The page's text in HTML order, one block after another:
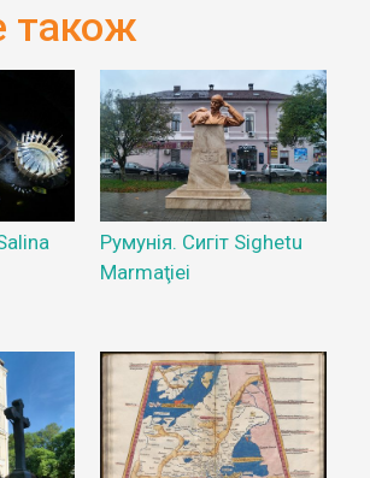
також
Румунія. Сигіт Sighetu
Marmaţiei